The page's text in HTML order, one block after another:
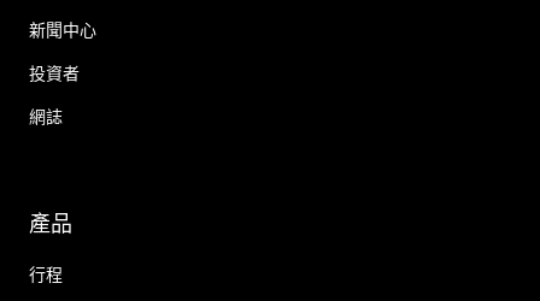
新聞中心
投資者
網誌
產品
行程